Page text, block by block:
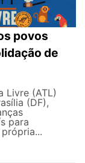
povos
de
Livre (ATL)
(DF),
para